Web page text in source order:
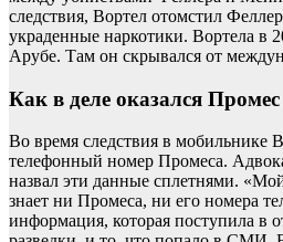
следствия, Вортел отомстил
украденные наркотики. Вортела в
Арубе. Там он скрывался от
Как в деле оказался Промес
Во время следствия в мобильнике
телефонный номер Промеса.
назвал эти данные сплетнями.
знает ни Промеса, ни его номера
информация, которая поступила в